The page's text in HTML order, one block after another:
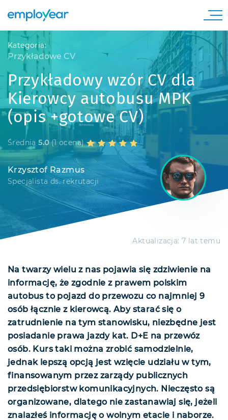
Kategoria:
Przykładowe CV
Przykładowy wzór CV dla
Kierowcy autobusu MPK
(opis +gotowe CV)
Średnia5.0(1 ocena)
Krzysztof Razmus
Specjalista ds. rekrutacji
Aktualizacja: 7 lat temu
Na twarzy wielu z nas pojawia się zdziwienie na
informację, że zgodnie z prawem polskim
autobus to pojazd do przewozu co najmniej 9
osób łącznie z kierowcą. Aby starać się o
zatrudnienie na tym stanowisku, niezbędne jest
posiadanie prawa jazdy kat. D+E na przewóz
osób. Kurs taki można zrobić samodzielnie,
jednak lepszą opcją jest wzięcie udziału w tym,
finansowanym przez zarządy publicznych
przedsiębiorstw komunikacyjnych. Nieczęsto są
organizowane, dlatego nie zastanawiaj się, jeżeli
znalazłeś informację o wolnym etacie i naborze.